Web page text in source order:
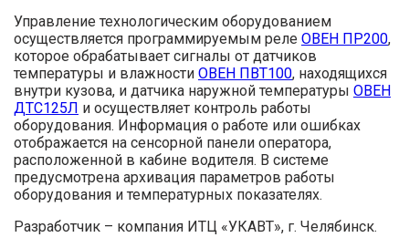
Управление технологическим оборудованием
осуществляется программируемым реле ОВЕН ПР200,
которое обрабатывает сигналы от датчиков
температуры и влажности ОВЕН ПВТ100, находящихся
внутри кузова, и датчика наружной температуры ОВЕН
ДТС125Л и осуществляет контроль работы
оборудования. Информация о работе или ошибках
отображается на сенсорной панели оператора,
расположенной в кабине водителя. В системе
предусмотрена архивация параметров работы
оборудования и температурных показателях.
Разработчик – компания ИТЦ «УКАВТ», г. Челябинск.